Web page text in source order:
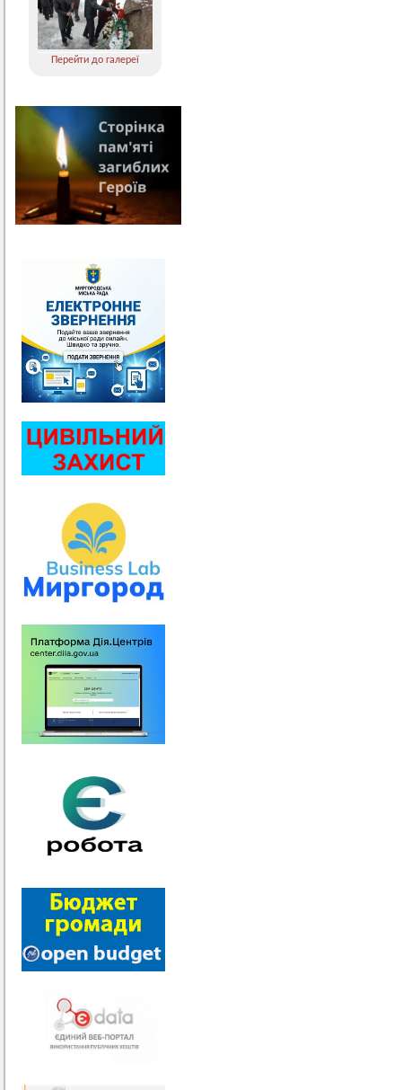
Перейти до галереї